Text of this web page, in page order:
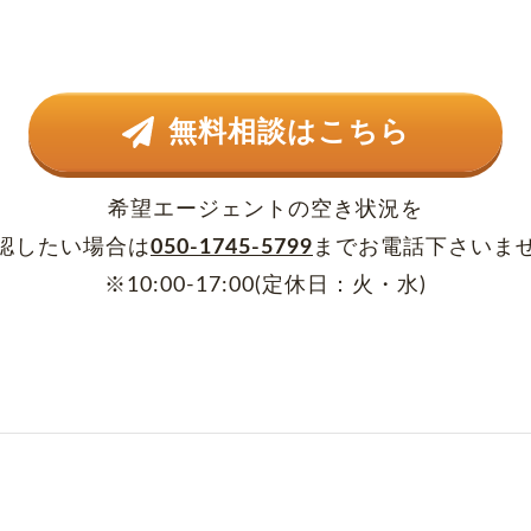
無料相談はこちら
希望エージェントの空き状況を
したい場合は050-1745-5799 までお電話下さいま
※10:00-17:00(定休日：火・水)